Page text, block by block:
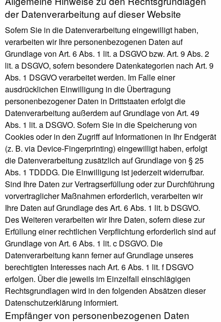
der Datenverarbeitung auf dieser Website
Sofern Sie in die Datenverarbeitung eingewilligt haben,
verarbeiten wir Ihre personenbezogenen Daten auf
Grundlage von Art. 6 Abs. 1 lit. a DSGVO bzw. Art. 9 Abs. 2
lit. a DSGVO, sofern besondere Datenkategorien nach Art. 9
Abs. 1 DSGVO verarbeitet werden. Im Falle einer
ausdrücklichen Einwilligung in die Übertragung
personenbezogener Daten in Drittstaaten erfolgt die
Datenverarbeitung außerdem auf Grundlage von Art. 49
Abs. 1 lit. a DSGVO. Sofern Sie in die Speicherung von
Cookies oder in den Zugriff auf Informationen in Ihr Endgerät
(z. B. via Device-Fingerprinting) eingewilligt haben, erfolgt
die Datenverarbeitung zusätzlich auf Grundlage von § 25
Abs. 1 TDDDG. Die Einwilligung ist jederzeit widerrufbar.
Sind Ihre Daten zur Vertragserfüllung oder zur Durchführung
vorvertraglicher Maßnahmen erforderlich, verarbeiten wir
Ihre Daten auf Grundlage des Art. 6 Abs. 1 lit. b DSGVO.
Des Weiteren verarbeiten wir Ihre Daten, sofern diese zur
Erfüllung einer rechtlichen Verpflichtung erforderlich sind auf
Grundlage von Art. 6 Abs. 1 lit. c DSGVO. Die
Datenverarbeitung kann ferner auf Grundlage unseres
berechtigten Interesses nach Art. 6 Abs. 1 lit. f DSGVO
erfolgen. Über die jeweils im Einzelfall einschlägigen
Rechtsgrundlagen wird in den folgenden Absätzen dieser
Datenschutzerklärung informiert.
Empfänger von personenbezogenen Daten